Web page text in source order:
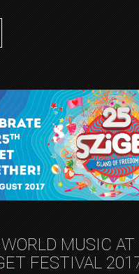
WORLD MUSIC
FESTIVAL